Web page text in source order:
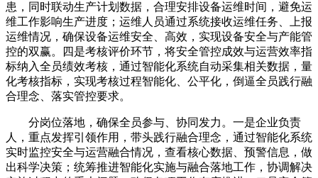
患，同时联动生产计划数据，合理安排设备运维时间，避免运
维工作影响生产进度；运维人员通过系统接收运维任务、上报
运维情况，确保设备运维安全、高效，实现设备安全与产能管
控的双赢。四是考核评价环节，将安全管控成效与运营效率指
标纳入全员绩效考核，通过智能化系统自动采集相关数据，量
化考核指标，实现考核过程智能化、公平化，倒逼全员践行融
合理念、落实管控要求。
分岗位落地，确保全员参与、协同发力。一是企业负责
人，重点发挥引领作用，带头践行融合理念，通过智能化系统
实时监控安全与运营融合情况，查看核心数据、预警信息，做
出科学决策；统筹推进智能化实施与融合落地工作，协调解决